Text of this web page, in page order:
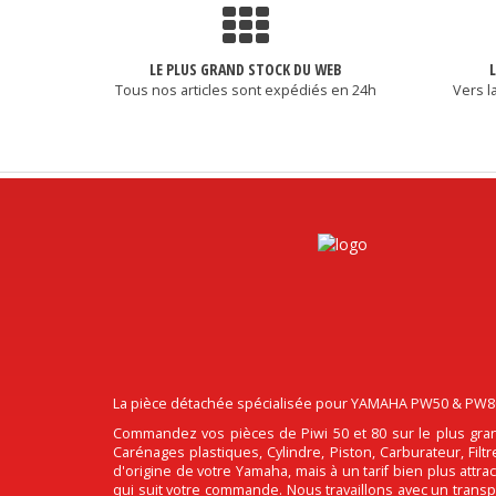
LE PLUS GRAND STOCK DU WEB
Tous nos articles sont expédiés en 24h Vers
La pièce détachée spécialisée pour YAMAHA PW50 &
Commandez vos pièces de Piwi 50 et 80 sur le plus
Carénages plastiques, Cylindre, Piston, Carburateur,
d'origine de votre Yamaha, mais à un tarif bien plus
qui suit votre commande. Nous travaillons avec un